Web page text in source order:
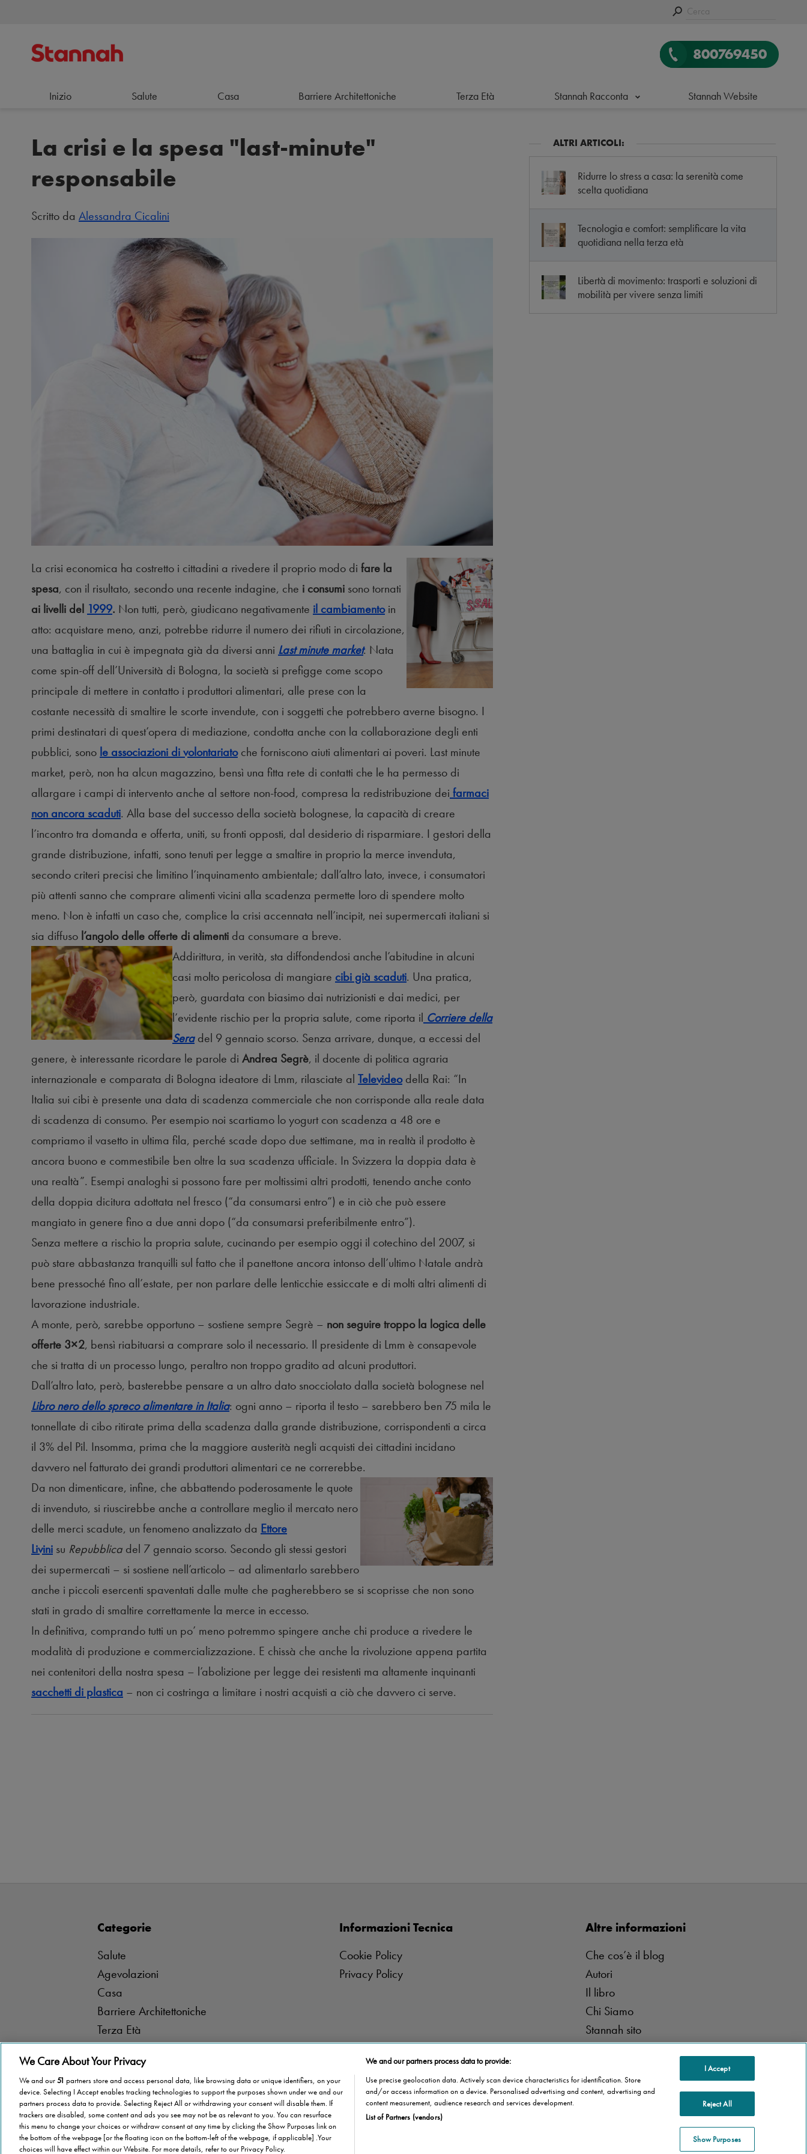
800769450
Inizio Salute Casa Barriere Architettoniche Terza Età Stannah Racconta Stannah Website
La crisi e la spesa "last-minute"
responsabile
Scritto da Alessandra Cicalini
La crisi economica ha costretto i cittadini a rivedere il proprio modo di fare la
spesa, con il risultato, secondo una recente indagine, che i consumi sono tornati
ai livelli del 1999. Non tutti, però, giudicano negativamente il cambiamentoin
atto: acquistare meno, anzi, potrebbe ridurre il numero dei rifiuti in circolazione,
una battaglia in cui è impegnata già da diversi anni Last minute market. Nata
come spin-off dell’Università di Bologna, la società si prefigge come scopo
principale di mettere in contatto i produttori alimentari, alle prese con la
costante necessità di smaltire le scorte invendute, con i soggetti che potrebbero averne bisogno. I
primi destinatari di quest’opera di mediazione, condotta anche con la collaborazione degli enti
pubblici, sono le associazioni di volontariato che forniscono aiuti alimentari ai poveri. Last minute
market, però, non ha alcun magazzino, bensì una fitta rete di contatti che le ha permesso di
allargare i campi di intervento anche al settore non-food, compresa la redistribuzione dei farmaci
non ancora scaduti. Alla base del successo della società bolognese, la capacità di creare
l’incontro tra domanda e offerta, uniti, su fronti opposti, dal desiderio di risparmiare. I gestori della
grande distribuzione, infatti, sono tenuti per legge a smaltire in proprio la merce invenduta,
secondo criteri precisi che limitino l’inquinamento ambientale; dall’altro lato, invece, i consumatori
più attenti sanno che comprare alimenti vicini alla scadenza permette loro di spendere molto
meno. Non è infatti un caso che, complice la crisi accennata nell’incipit, nei supermercati italiani si
sia diffuso l’angolo delle offerte di alimenti da consumare a breve.
Addirittura, in verità, sta diffondendosi anche l’abitudine in alcuni
casi molto pericolosa di mangiare cibi già scaduti. Una pratica,
però, guardata con biasimo dai nutrizionisti e dai medici, per
l’evidente rischio per la propria salute, come riporta il Corriere della
Seradel 9 gennaio scorso. Senza arrivare, dunque, a eccessi del
genere, è interessante ricordare le parole di Andrea Segrè, il docente di politica agraria
internazionale e comparata di Bologna ideatore di Lmm, rilasciate al Televideodella Rai: “In
Italia sui cibi è presente una data di scadenza commerciale che non corrisponde alla reale data
di scadenza di consumo. Per esempio noi scartiamo lo yogurt con scadenza a 48 ore e
compriamo il vasetto in ultima fila, perché scade dopo due settimane, ma in realtà il prodotto è
ancora buono e commestibile ben oltre la sua scadenza ufficiale. In Svizzera la doppia data è
una realtà”. Esempi analoghi si possono fare per moltissimi altri prodotti, tenendo anche conto
della doppia dicitura adottata nel fresco (“da consumarsi entro”) e in ciò che può essere
mangiato in genere fino a due anni dopo (“da consumarsi preferibilmente entro”).
Senza mettere a rischio la propria salute, cucinando per esempio oggi il cotechino del 2007, si
può stare abbastanza tranquilli sul fatto che il panettone ancora intonso dell’ultimo Natale andrà
bene pressoché fino all’estate, per non parlare delle lenticchie essiccate e di molti altri alimenti di
lavorazione industriale.
A monte, però, sarebbe opportuno – sostiene sempre Segrè – non seguire troppo la logica delle
offerte 3×2, bensì riabituarsi a comprare solo il necessario. Il presidente di Lmm è consapevole
che si tratta di un processo lungo, peraltro non troppo gradito ad alcuni produttori.
Dall’altro lato, però, basterebbe pensare a un altro dato snocciolato dalla società bolognese nel
Libro nero dello spreco alimentare in Italia: ogni anno – riporta il testo – sarebbero ben 75 mila le
tonnellate di cibo ritirate prima della scadenza dalla grande distribuzione, corrispondenti a circa
il 3% del Pil. Insomma, prima che la maggiore austerità negli acquisti dei cittadini incidano
davvero nel fatturato dei grandi produttori alimentari ce ne correrebbe.
Da non dimenticare, infine, che abbattendo poderosamente le quote
di invenduto, si riuscirebbe anche a controllare meglio il mercato nero
delle merci scadute, un fenomeno analizzato da Ettore
Livini su Repubblica del 7 gennaio scorso. Secondo gli stessi gestori
dei supermercati – si sostiene nell’articolo – ad alimentarlo sarebbero
anche i piccoli esercenti spaventati dalle multe che pagherebbero se si scoprisse che non sono
stati in grado di smaltire correttamente la merce in eccesso.
In definitiva, comprando tutti un po’ meno potremmo spingere anche chi produce a rivedere le
modalità di produzione e commercializzazione. E chissà che anche la rivoluzione appena partita
nei contenitori della nostra spesa – l’abolizione per legge dei resistenti ma altamente inquinanti
sacchetti di plastica – non ci costringa a limitare i nostri acquisti a ciò che davvero ci serve.
ALTRI ARTICOLI:
Ridurre lo stress a casa: la serenità come
scelta quotidiana
Tecnologia e comfort: semplificare la vita
quotidiana nella terza età
Libertà di movimento: trasporti e soluzioni di
mobilità per vivere senza limiti
Categorie
Salute
Agevolazioni
Casa
Barriere Architettoniche
Terza Età
Stannah
Famiglia
Stannah Racconta
Informazioni Tecnica
Cookie Policy
Privacy Policy
Altre informazioni
Che cos’è il blog
Autori
Il libro
Chi Siamo
Stannah sito
We Care About Your Privacy
We and our51 partners store and access personal data, like browsing data or unique identifiers, on your
device. Selecting I Accept enables tracking technologies to support the purposes shown under we and our
partners process data to provide. Selecting Reject All or withdrawing your consent will disable them. If
trackers are disabled, some content and ads you see may not be as relevant to you. You can resurface
this menu to change your choices or withdraw consent at any time by clicking the Show Purposes link on
the bottom of the webpage [or the floating icon on the bottom-left of the webpage, if applicable] .Your
choices will have effect within our Website. For more details, refer to our Privacy Policy.
We and our partners process data to provide:
Use precise geolocation data. Actively scan device characteristics for identification. Store
and/or access information on a device. Personalised advertising and content, advertising and
content measurement, audience research and services development.
List of Partners (vendors)
I Accept
Reject All
Show Purposes